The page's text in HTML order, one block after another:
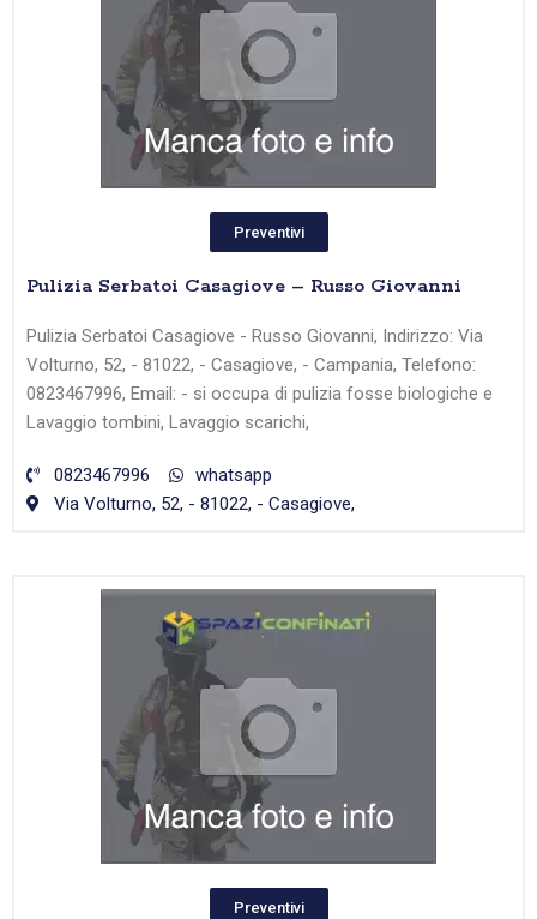
Preventivi
Pulizia Serbatoi Casagiove – Russo Giovanni
Pulizia Serbatoi Casagiove - Russo Giovanni, Indirizzo: Via
Volturno, 52, - 81022, - Casagiove, - Campania, Telefono:
0823467996, Email: - si occupa di pulizia fosse biologiche e
Lavaggio tombini, Lavaggio scarichi,
0823467996
whatsapp
Via Volturno, 52, - 81022, - Casagiove,
Preventivi